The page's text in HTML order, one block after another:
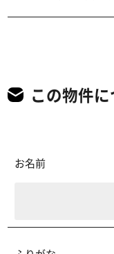
この物件
お名前